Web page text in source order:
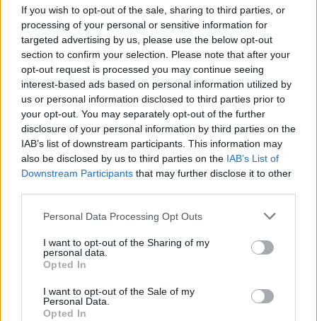
If you wish to opt-out of the sale, sharing to third parties, or
processing of your personal or sensitive information for
targeted advertising by us, please use the below opt-out
section to confirm your selection. Please note that after your
opt-out request is processed you may continue seeing
interest-based ads based on personal information utilized by
us or personal information disclosed to third parties prior to
your opt-out. You may separately opt-out of the further
disclosure of your personal information by third parties on the
IAB’s list of downstream participants. This information may
also be disclosed by us to third parties on the IAB’s List of
Downstream Participants that may further disclose it to other
Personal Data Processing Opt Outs
I want to opt-out of the Sharing of my
personal data.
Opted In
I want to opt-out of the Sale of my
Personal Data.
Opted In
pavasario bei vasaros orai, kurie sulėtino
kinivarpų vystymąsi ir trukdė vabzdžiams
skraidyti.
Miškai buvo tikrinami nuo šių metų balandžio
7 iki rugsėjo 30 dienos.
Susiję straipsniai